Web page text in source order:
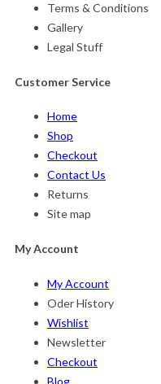
Terms & Conditions
Gallery
Legal Stuff
Customer Service
Home
Shop
Checkout
Contact Us
Returns
Site map
My Account
My Account
Oder History
Wishlist
Newsletter
Checkout
Blog